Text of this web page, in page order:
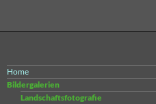
Home
Bildergalerien
Landschaftsfotografie